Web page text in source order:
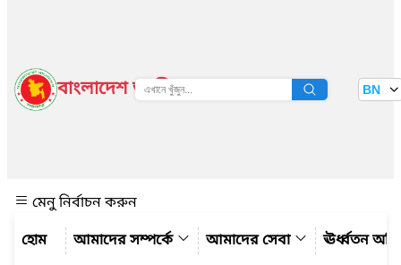
বাংলাদেশ জাতীয় তথ্য বাতায়ন BN
মেনু নির্বাচন করুন
আমাদের সম্পর্কে
আমাদের সেবা ঊর্ধ্বতন